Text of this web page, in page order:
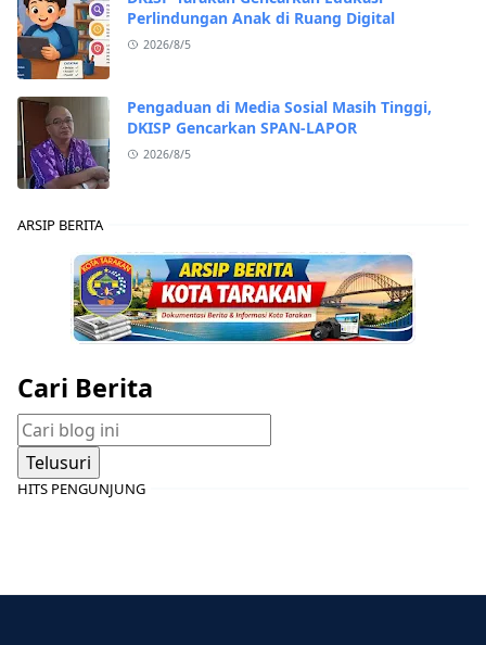
Perlindungan Anak di Ruang Digital
2026/8/5
Pengaduan di Media Sosial Masih Tinggi,
DKISP Gencarkan SPAN-LAPOR
2026/8/5
ARSIP BERITA
Cari Berita
HITS PENGUNJUNG